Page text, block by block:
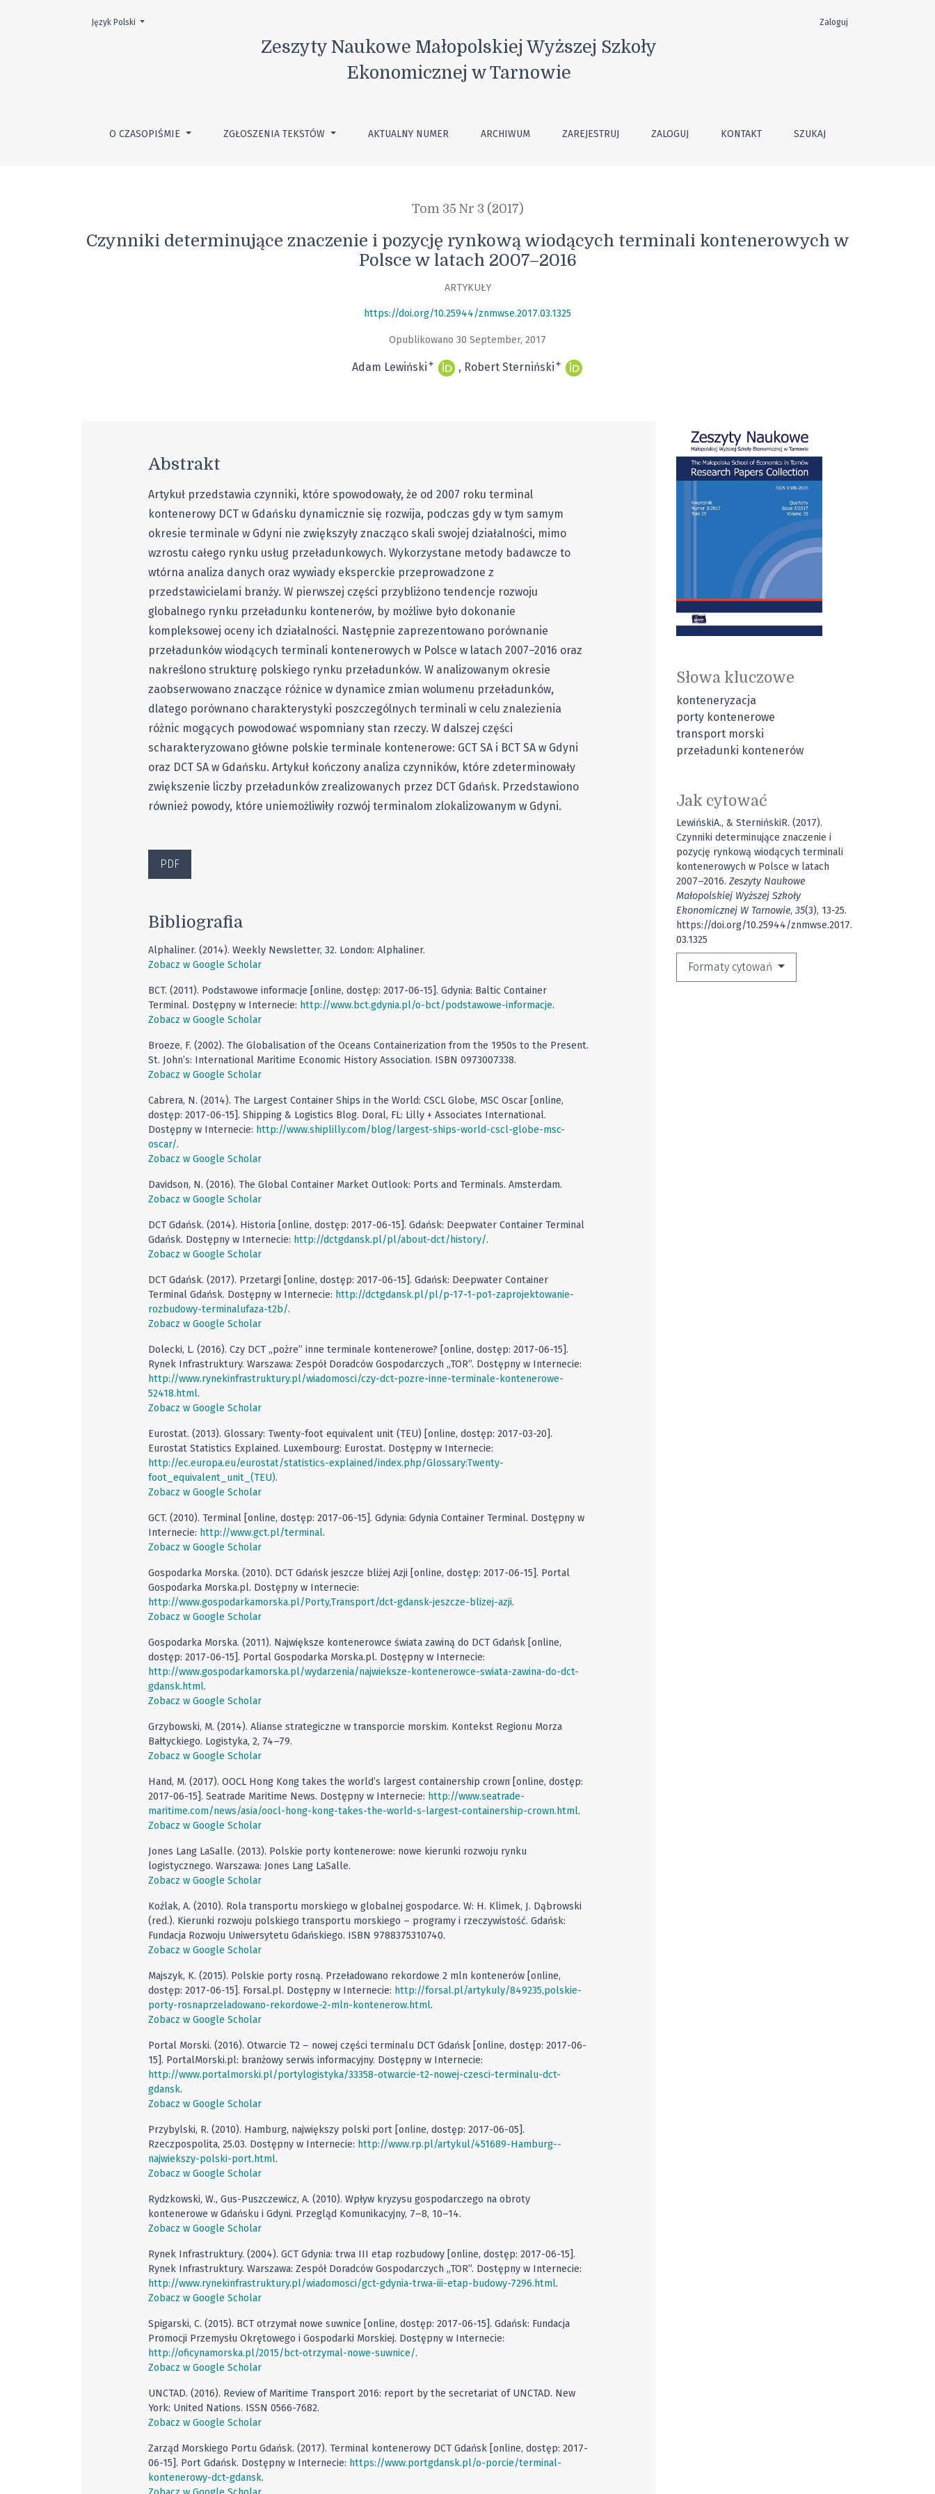
Czynniki determinujące znaczenie i pozycję rynkową wiodących terminali kontenerowych w Polsce w latach 2007–2016
Zeszyty Naukowe Małopolskiej Wyższej Szkoły
Ekonomicznej w Tarnowie
O CZASOPIŚMIE ZGŁOSZENIA TEKSTÓW AKTUALNY NUMER ARCHIWUM ZAREJESTRUJ ZALOGUJ KONTAKT SZUKAJ
Zaloguj
Wybierz język. Obecnym językiem jest:
Język Polski
Tom 35 Nr 3 (2017)
Czynniki determinujące znaczenie i pozycję rynkową wiodących terminali kontenerowych w
Polsce w latach 2007–2016
ARTYKUŁY
https://doi.org/10.25944/znmwse.2017.03.1325
Opublikowano 30 September, 2017
Adam Lewiński + Robert Sterniński +
Słowa kluczowe
konteneryzacja
porty kontenerowe
transport morski
przeładunki kontenerów
Jak cytować
LewińskiA., & SternińskiR. (2017).
Czynniki determinujące znaczenie i
pozycję rynkową wiodących terminali
kontenerowych w Polsce w latach
2007–2016. Zeszyty Naukowe
Małopolskiej Wyższej Szkoły
Ekonomicznej W Tarnowie, 35(3), 13-25.
https://doi.org/10.25944/znmwse.2017.
03.1325
Formaty cytowań
Abstrakt
Artykuł przedstawia czynniki, które spowodowały, że od 2007 roku terminal
kontenerowy DCT w Gdańsku dynamicznie się rozwija, podczas gdy w tym samym
okresie terminale w Gdyni nie zwiększyły znacząco skali swojej działalności, mimo
wzrostu całego rynku usług przeładunkowych. Wykorzystane metody badawcze to
wtórna analiza danych oraz wywiady eksperckie przeprowadzone z
przedstawicielami branży. W pierwszej części przybliżono tendencje rozwoju
globalnego rynku przeładunku kontenerów, by możliwe było dokonanie
kompleksowej oceny ich działalności. Następnie zaprezentowano porównanie
przeładunków wiodących terminali kontenerowych w Polsce w latach 2007–2016 oraz
nakreślono strukturę polskiego rynku przeładunków. W analizowanym okresie
zaobserwowano znaczące różnice w dynamice zmian wolumenu przeładunków,
dlatego porównano charakterystyki poszczególnych terminali w celu znalezienia
różnic mogących powodować wspomniany stan rzeczy. W dalszej części
scharakteryzowano główne polskie terminale kontenerowe: GCT SA i BCT SA w Gdyni
oraz DCT SA w Gdańsku. Artykuł kończony analiza czynników, które zdeterminowały
zwiększenie liczby przeładunków zrealizowanych przez DCT Gdańsk. Przedstawiono
również powody, które uniemożliwiły rozwój terminalom zlokalizowanym w Gdyni.
PDF
Bibliografia
Alphaliner. (2014). Weekly Newsletter, 32. London: Alphaliner.
Zobacz w Google Scholar
BCT. (2011). Podstawowe informacje [online, dostęp: 2017-06-15]. Gdynia: Baltic Container
Terminal. Dostępny w Internecie: http://www.bct.gdynia.pl/o-bct/podstawowe-informacje.
Zobacz w Google Scholar
Broeze, F. (2002). The Globalisation of the Oceans Containerization from the 1950s to the Present.
St. John’s: International Maritime Economic History Association. ISBN 0973007338.
Zobacz w Google Scholar
Cabrera, N. (2014). The Largest Container Ships in the World: CSCL Globe, MSC Oscar [online,
dostęp: 2017-06-15]. Shipping & Logistics Blog. Doral, FL: Lilly + Associates International.
Dostępny w Internecie: http://www.shiplilly.com/blog/largest-ships-world-cscl-globe-msc-
oscar/.
Zobacz w Google Scholar
Davidson, N. (2016). The Global Container Market Outlook: Ports and Terminals. Amsterdam.
Zobacz w Google Scholar
DCT Gdańsk. (2014). Historia [online, dostęp: 2017-06-15]. Gdańsk: Deepwater Container Terminal
Gdańsk. Dostępny w Internecie: http://dctgdansk.pl/pl/about-dct/history/.
Zobacz w Google Scholar
DCT Gdańsk. (2017). Przetargi [online, dostęp: 2017-06-15]. Gdańsk: Deepwater Container
Terminal Gdańsk. Dostępny w Internecie: http://dctgdansk.pl/pl/p-17-1-po1-zaprojektowanie-
rozbudowy-terminalufaza-t2b/.
Zobacz w Google Scholar
Dolecki, L. (2016). Czy DCT „pożre” inne terminale kontenerowe? [online, dostęp: 2017-06-15].
Rynek Infrastruktury. Warszawa: Zespół Doradców Gospodarczych „TOR”. Dostępny w Internecie:
http://www.rynekinfrastruktury.pl/wiadomosci/czy-dct-pozre-inne-terminale-kontenerowe-
52418.html.
Zobacz w Google Scholar
Eurostat. (2013). Glossary: Twenty-foot equivalent unit (TEU) [online, dostęp: 2017-03-20].
Eurostat Statistics Explained. Luxembourg: Eurostat. Dostępny w Internecie:
http://ec.europa.eu/eurostat/statistics-explained/index.php/Glossary:Twenty-
foot_equivalent_unit_(TEU).
Zobacz w Google Scholar
GCT. (2010). Terminal [online, dostęp: 2017-06-15]. Gdynia: Gdynia Container Terminal. Dostępny w
Internecie: http://www.gct.pl/terminal.
Zobacz w Google Scholar
Gospodarka Morska. (2010). DCT Gdańsk jeszcze bliżej Azji [online, dostęp: 2017-06-15]. Portal
Gospodarka Morska.pl. Dostępny w Internecie:
http://www.gospodarkamorska.pl/Porty,Transport/dct-gdansk-jeszcze-blizej-azji.
Zobacz w Google Scholar
Gospodarka Morska. (2011). Największe kontenerowce świata zawiną do DCT Gdańsk [online,
dostęp: 2017-06-15]. Portal Gospodarka Morska.pl. Dostępny w Internecie:
http://www.gospodarkamorska.pl/wydarzenia/najwieksze-kontenerowce-swiata-zawina-do-dct-
gdansk.html.
Zobacz w Google Scholar
Grzybowski, M. (2014). Alianse strategiczne w transporcie morskim. Kontekst Regionu Morza
Bałtyckiego. Logistyka, 2, 74–79.
Zobacz w Google Scholar
Hand, M. (2017). OOCL Hong Kong takes the world’s largest containership crown [online, dostęp:
2017-06-15]. Seatrade Maritime News. Dostępny w Internecie: http://www.seatrade-
maritime.com/news/asia/oocl-hong-kong-takes-the-world-s-largest-containership-crown.html.
Zobacz w Google Scholar
Jones Lang LaSalle. (2013). Polskie porty kontenerowe: nowe kierunki rozwoju rynku
logistycznego. Warszawa: Jones Lang LaSalle.
Zobacz w Google Scholar
Koźlak, A. (2010). Rola transportu morskiego w globalnej gospodarce. W: H. Klimek, J. Dąbrowski
(red.). Kierunki rozwoju polskiego transportu morskiego – programy i rzeczywistość. Gdańsk:
Fundacja Rozwoju Uniwersytetu Gdańskiego. ISBN 9788375310740.
Zobacz w Google Scholar
Majszyk, K. (2015). Polskie porty rosną. Przeładowano rekordowe 2 mln kontenerów [online,
dostęp: 2017-06-15]. Forsal.pl. Dostępny w Internecie: http://forsal.pl/artykuly/849235,polskie-
porty-rosnaprzeladowano-rekordowe-2-mln-kontenerow.html.
Zobacz w Google Scholar
Portal Morski. (2016). Otwarcie T2 – nowej części terminalu DCT Gdańsk [online, dostęp: 2017-06-
15]. PortalMorski.pl: branżowy serwis informacyjny. Dostępny w Internecie:
http://www.portalmorski.pl/portylogistyka/33358-otwarcie-t2-nowej-czesci-terminalu-dct-
gdansk.
Zobacz w Google Scholar
Przybylski, R. (2010). Hamburg, największy polski port [online, dostęp: 2017-06-05].
Rzeczpospolita, 25.03. Dostępny w Internecie: http://www.rp.pl/artykul/451689-Hamburg--
najwiekszy-polski-port.html.
Zobacz w Google Scholar
Rydzkowski, W., Gus-Puszczewicz, A. (2010). Wpływ kryzysu gospodarczego na obroty
kontenerowe w Gdańsku i Gdyni. Przegląd Komunikacyjny, 7–8, 10–14.
Zobacz w Google Scholar
Rynek Infrastruktury. (2004). GCT Gdynia: trwa III etap rozbudowy [online, dostęp: 2017-06-15].
Rynek Infrastruktury. Warszawa: Zespół Doradców Gospodarczych „TOR”. Dostępny w Internecie:
http://www.rynekinfrastruktury.pl/wiadomosci/gct-gdynia-trwa-iii-etap-budowy-7296.html.
Zobacz w Google Scholar
Spigarski, C. (2015). BCT otrzymał nowe suwnice [online, dostęp: 2017-06-15]. Gdańsk: Fundacja
Promocji Przemysłu Okrętowego i Gospodarki Morskiej. Dostępny w Internecie:
http://oficynamorska.pl/2015/bct-otrzymal-nowe-suwnice/.
Zobacz w Google Scholar
UNCTAD. (2016). Review of Maritime Transport 2016: report by the secretariat of UNCTAD. New
York: United Nations. ISSN 0566-7682.
Zobacz w Google Scholar
Zarząd Morskiego Portu Gdańsk. (2017). Terminal kontenerowy DCT Gdańsk [online, dostęp: 2017-
06-15]. Port Gdańsk. Dostępny w Internecie: https://www.portgdansk.pl/o-porcie/terminal-
kontenerowy-dct-gdansk.